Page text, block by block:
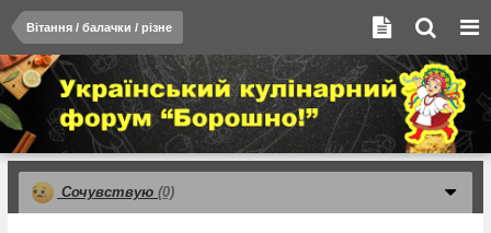
Вітання / балачки / різне
Сочувствую (0)